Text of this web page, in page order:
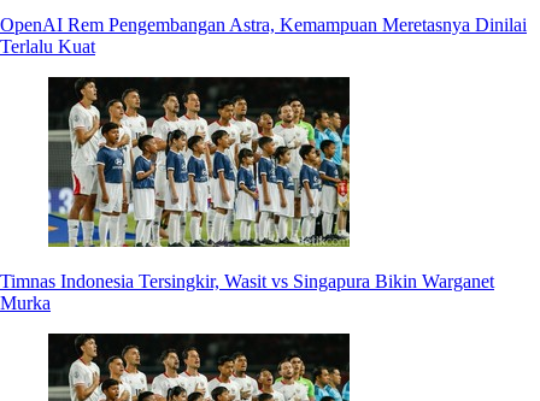
OpenAI Rem Pengembangan Astra, Kemampuan Meretasnya Dinilai
Terlalu Kuat
Timnas Indonesia Tersingkir, Wasit vs Singapura Bikin Warganet
Murka